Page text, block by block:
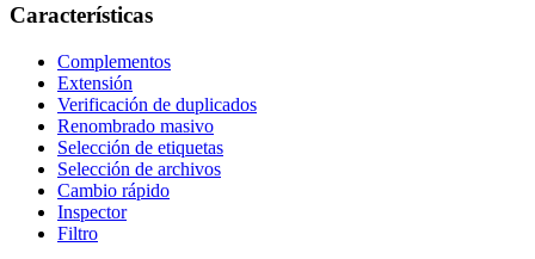
Características
Complementos
Extensión
Verificación de duplicados
Renombrado masivo
Selección de etiquetas
Selección de archivos
Cambio rápido
Inspector
Filtro